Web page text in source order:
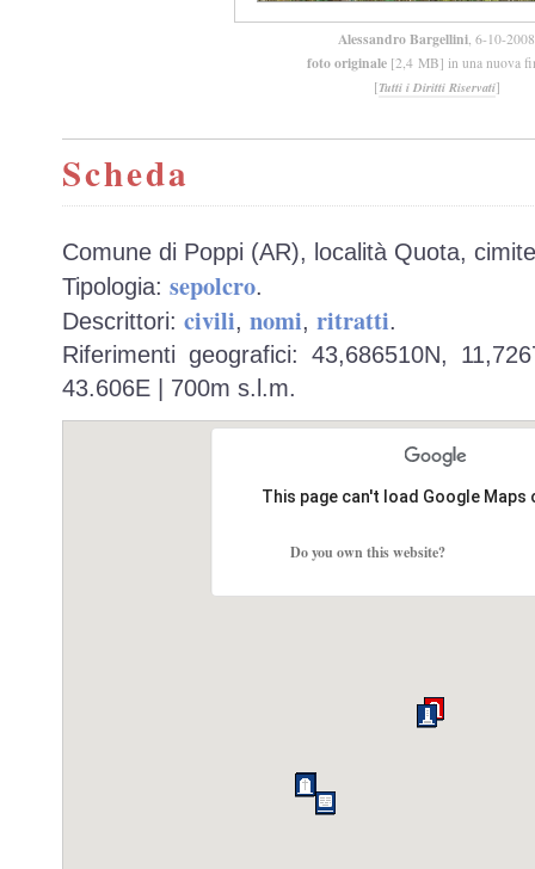
Alessandro Bargellini , 6-10-2008
foto originale [2,4 MB] in una nuova
[Tutti i Diritti Riservati]
Scheda
Comune di Poppi (AR), località Quota,
Tipologia: sepolcro.
Descrittori: civili, nomi, ritratti.
Riferimenti geografici: 43,686510N,
43.606E | 700m s.l.m.
This page can't load Google
Do you own this website?